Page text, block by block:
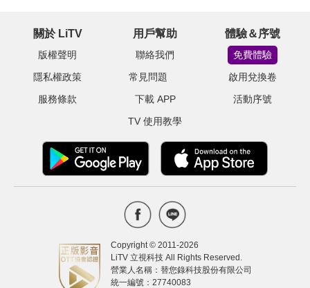
關於 LiTV
版權聲明
隱私權政策
服務條款
用戶幫助
聯絡我們
常見問題
下載 APP
TV 使用教學
體驗＆序號
免費體驗
啟用兌換卷
活動序號
Copyright © 2011-2026
LiTV 立視科技 All Rights Reserved.
營業人名稱：替您錄科技股份有限公司
統一編號：27740083